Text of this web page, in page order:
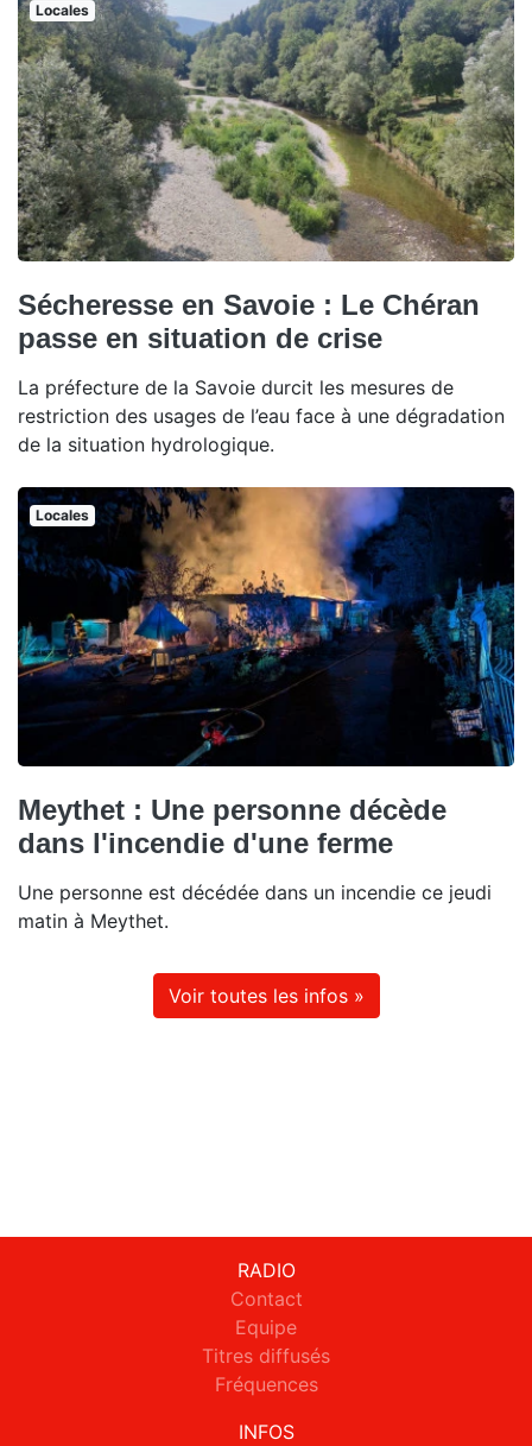
Locales
Sécheresse en Savoie : Le Chéran
passe en situation de crise
La préfecture de la Savoie durcit les mesures de
restriction des usages de l’eau face à une dégradation
de la situation hydrologique.
Locales
Meythet : Une personne décède
dans l'incendie d'une ferme
Une personne est décédée dans un incendie ce jeudi
matin à Meythet.
Voir toutes les infos »
RADIO
Contact
Equipe
Titres diffusés
Fréquences
INFOS